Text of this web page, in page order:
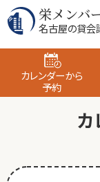
栄メンバ
名古屋の貸会
カレンダーから
予約
カ